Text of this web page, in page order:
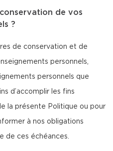
de vos
?
de conservation et de
personnels,
personnels que
d’accomplir les fins
la présente Politique ou pour
à nos obligations
de ces échéances.